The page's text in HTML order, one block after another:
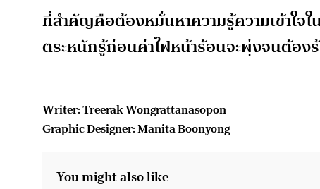
ที่สำคัญคือต้องหมั่นหาความรู้ความเข้าใจ
ตระหนักรู้ก่อนค่าไฟหน้าร้อนจะพุ่งจนต้อง
Writer: Treerak Wongrattanasopon
Graphic Designer: Manita Boonyong
You might also like